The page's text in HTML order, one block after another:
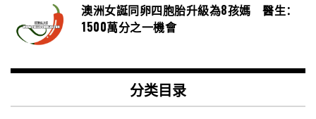
澳洲女誕同卵四胞胎升級為8孩媽 醫生：
1500萬分之一機會
分类目录